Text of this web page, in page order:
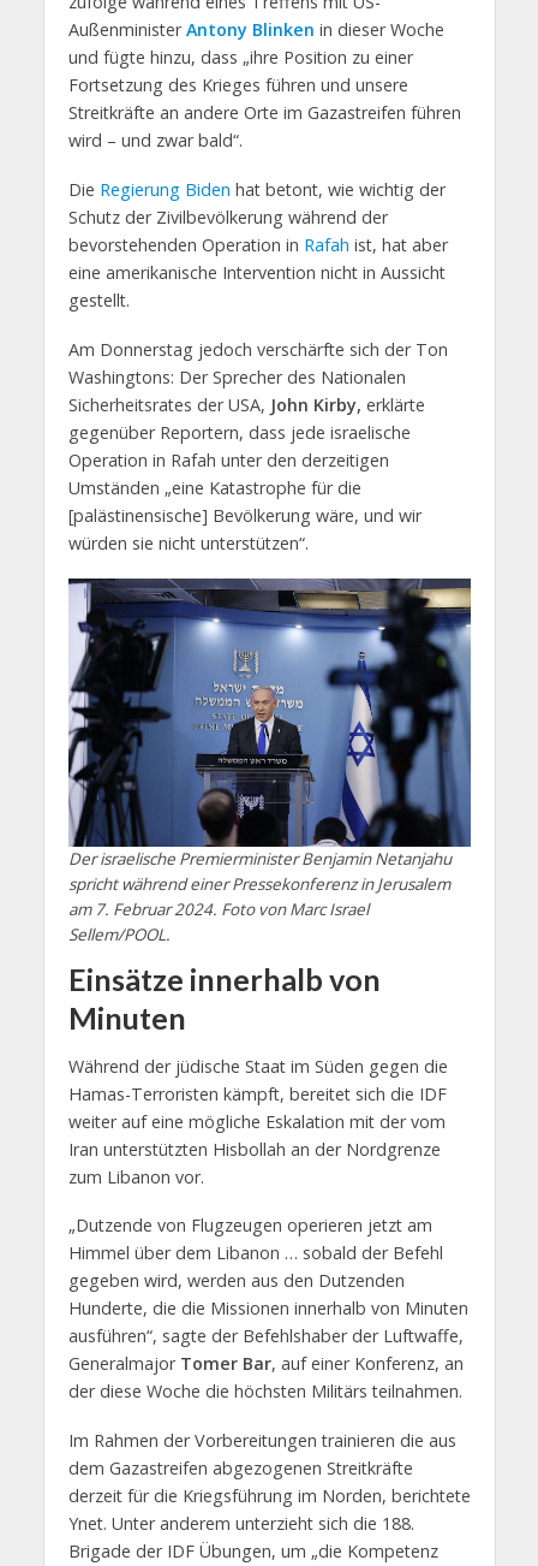
AußenministerAntony Blinken in dieser Woche
und fügte hinzu, dass „ihre Position zu einer
Fortsetzung des Krieges führen und unsere
Streitkräfte an andere Orte im Gazastreifen führen
wird – und zwar bald“.
Die Regierung Biden hat betont, wie wichtig der
Schutz der Zivilbevölkerung während der
bevorstehenden Operation in Rafah ist, hat aber
eine amerikanische Intervention nicht in Aussicht
gestellt.
Am Donnerstag jedoch verschärfte sich der Ton
Washingtons: Der Sprecher des Nationalen
Sicherheitsrates der USA, John Kirby, erklärte
gegenüber Reportern, dass jede israelische
Operation in Rafah unter den derzeitigen
Umständen „eine Katastrophe für die
[palästinensische] Bevölkerung wäre, und wir
würden sie nicht unterstützen“.
Der israelische Premierminister Benjamin Netanjahu
spricht während einer Pressekonferenz in Jerusalem
am 7. Februar 2024. Foto von Marc Israel
Sellem/POOL.
Einsätze innerhalb von
Minuten
Während der jüdische Staat im Süden gegen die
Hamas-Terroristen kämpft, bereitet sich die IDF
weiter auf eine mögliche Eskalation mit der vom
Iran unterstützten Hisbollah an der Nordgrenze
zum Libanon vor.
„Dutzende von Flugzeugen operieren jetzt am
Himmel über dem Libanon … sobald der Befehl
gegeben wird, werden aus den Dutzenden
Hunderte, die die Missionen innerhalb von Minuten
ausführen“, sagte der Befehlshaber der Luftwaffe,
Generalmajor Tomer Bar, auf einer Konferenz, an
der diese Woche die höchsten Militärs teilnahmen.
Im Rahmen der Vorbereitungen trainieren die aus
dem Gazastreifen abgezogenen Streitkräfte
derzeit für die Kriegsführung im Norden, berichtete
Ynet. Unter anderem unterzieht sich die 188.
Brigade der IDF Übungen, um „die Kompetenz